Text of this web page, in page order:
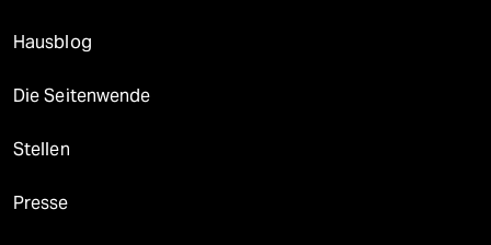
Hausblog
Die Seitenwende
Stellen
Presse